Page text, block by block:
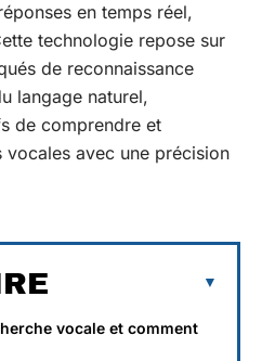
en temps réel,
technologie repose sur
de reconnaissance
langage naturel,
de comprendre et
vocales avec une précision
vocale et comment